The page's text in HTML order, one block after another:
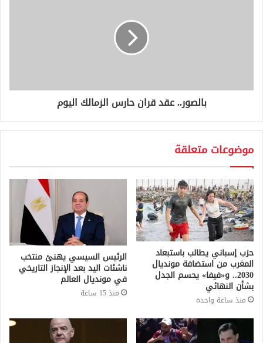
بالصور.. عقد قران حارس الزمالك اليوم
موضوعات متعلقة
حزب إسباني يطالب باستبعاد
المغرب من استضافة مونديال
2030.. و«فيفا» يحسم الجدل
بشأن النهائي
منذ ساعة واحدة
الرئيس السيسي يهنئ منتخب
ناشئات اليد بعد الإنجاز التاريخي
في مونديال العالم
منذ 15 ساعة